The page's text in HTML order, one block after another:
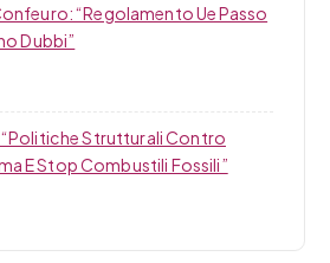
“Regolamento Ue Passo
Dubbi”
Strutturali Contro
E Stop Combustili Fossili”